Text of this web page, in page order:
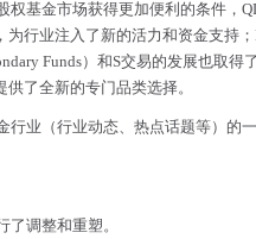
基金市场获得更加便利的条件，
行业注入了新的活力和资金支持
Funds）和S交易的发展也取
了全新的专门品类选择。
业（行业动态、热点话题等）的一
调整和重塑。